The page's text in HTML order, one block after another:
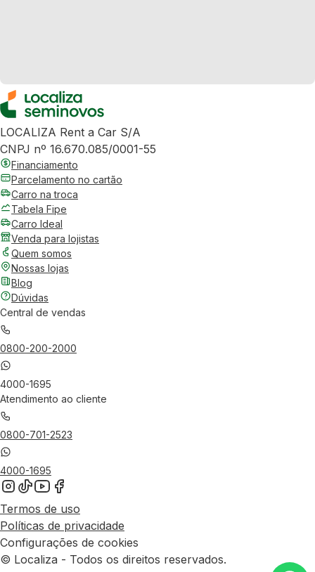
LOCALIZA Rent a Car S/A
CNPJ nº 16.670.085/0001-55
Financiamento
Parcelamento no cartão
Carro na troca
Tabela Fipe
Carro Ideal
Venda para lojistas
Quem somos
Nossas lojas
Blog
Dúvidas
Central de vendas
0800-200-2000
4000-1695
Atendimento ao cliente
0800-701-2523
4000-1695
Termos de uso
Políticas de privacidade
Configurações de cookies
© Localiza - Todos os direitos reservados.